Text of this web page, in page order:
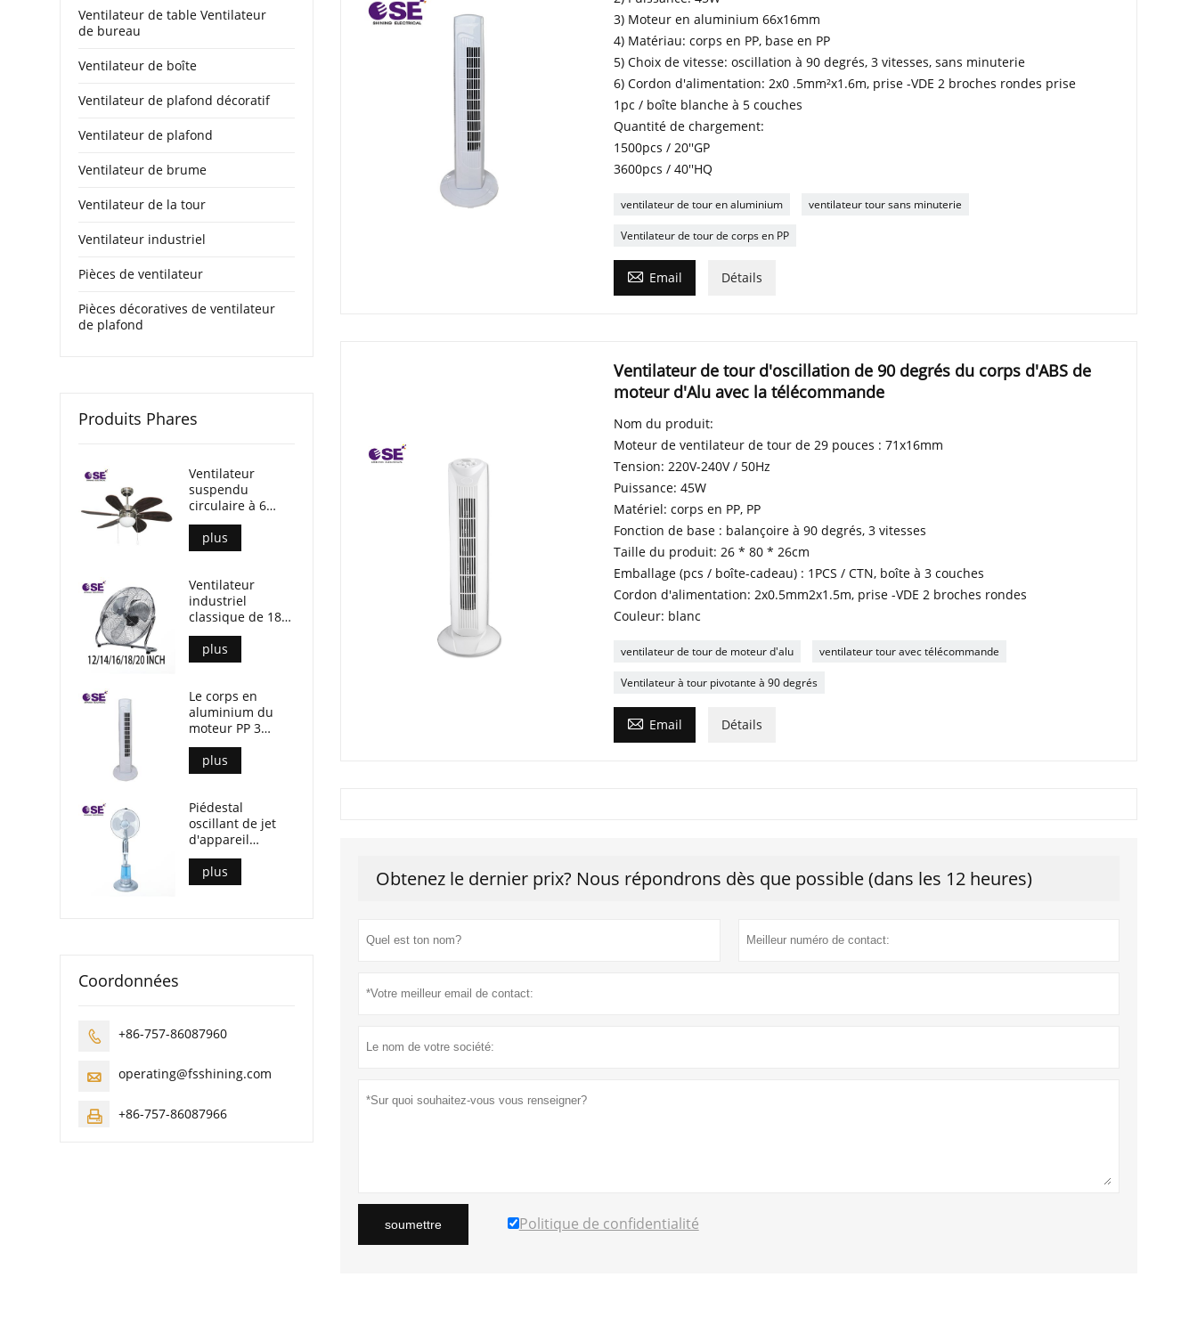
3) Moteur en aluminium 66x16mm
4) Matériau: corps en PP, base en PP
5) Choix de vitesse: oscillation à 90 degrés, 3 vitesses, sans minuterie
6) Cordon d'alimentation: 2x0 .5mm²x1.6m, prise -VDE 2 broches rondes prise
1pc / boîte blanche à 5 couches
Quantité de chargement:
1500pcs / 20''GP
3600pcs / 40''HQ
ventilateur de tour en aluminium ventilateur tour sans minuterie
Ventilateur de tour de corps en PP
 Email Détails
Ventilateur de tour d'oscillation de 90 degrés du corps d'ABS de
moteur d'Alu avec la télécommande
Nom du produit:
Moteur de ventilateur de tour de 29 pouces : 71x16mm
Tension: 220V-240V / 50Hz
Puissance: 45W
Matériel: corps en PP, PP
Fonction de base : balançoire à 90 degrés, 3 vitesses
Taille du produit: 26 * 80 * 26cm
Emballage (pcs / boîte-cadeau) : 1PCS / CTN, boîte à 3 couches
Cordon d'alimentation: 2x0.5mm2x1.5m, prise -VDE 2 broches rondes
Couleur: blanc
ventilateur de tour de moteur d'alu ventilateur tour avec télécommande
Ventilateur à tour pivotante à 90 degrés
 Email Détails
Obtenez le dernier prix? Nous répondrons dès que possible (dans les 12 heures)
soumettre Politique de confidentialité
Ventilateur de table Ventilateur
de bureau
Ventilateur de boîte
Ventilateur de plafond décoratif
Ventilateur de plafond
Ventilateur de brume
Ventilateur de la tour
Ventilateur industriel
Pièces de ventilateur
Pièces décoratives de ventilateur
de plafond
Produits Phares
Ventilateur
suspendu
circulaire à 6
lames de 30
pouces avec
lumière
plus
Ventilateur
industriel
classique de 18
pouces à 3 lames
en aluminium
plus
Le corps en
aluminium du
moteur PP 3
accélère le
ventilateur de
tour sans
plus
Piédestal
oscillant de jet
d'appareil
ménager
ventilateur
debout de brume
plus
Coordonnées
 +86-757-86087960
 operating@fsshining.com
 +86-757-86087966